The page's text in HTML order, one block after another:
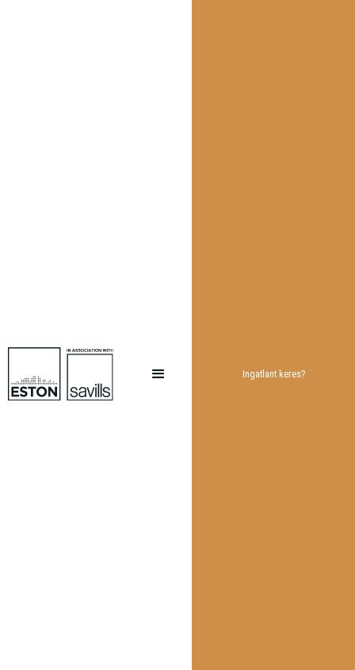
Ingatlant keres?